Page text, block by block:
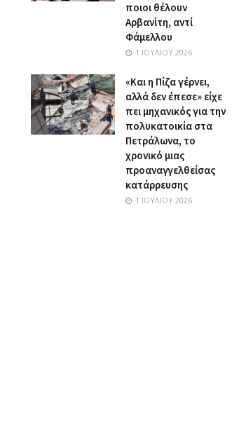
ποιοι θέλουν
Αρβανίτη, αντί
Φάμελλου
1 ΙΟΥΛΊΟΥ 2026
«Και η Πίζα γέρνει,
αλλά δεν έπεσε» είχε
πει μηχανικός για την
πολυκατοικία στα
Πετράλωνα, το
χρονικό μιας
προαναγγελθείσας
κατάρρευσης
1 ΙΟΥΛΊΟΥ 2026